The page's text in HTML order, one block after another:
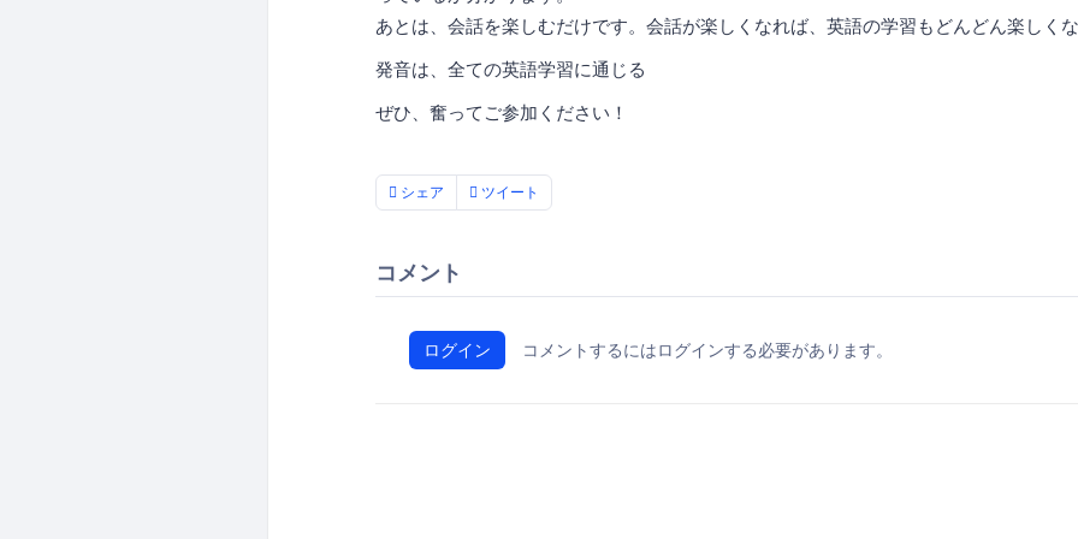
あとは、会話を楽しむだけです。会話が楽しくなれば、英語の学習もどんどん楽しくな
発音は、全ての英語学習に通じる
ぜひ、奮ってご参加ください！
シェア ツイート
コメント
ログイン コメントするにはログインする必要があります。